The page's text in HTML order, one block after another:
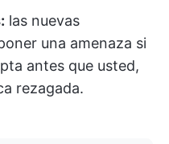
las nuevas
una amenaza si
antes que usted,
rezagada.